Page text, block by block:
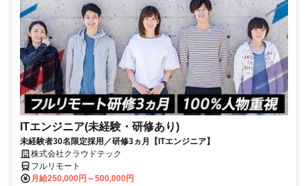
ITエンジニア(未経験・研修あり)
未経験者30名限定採用／研修3ヵ月【ITエンジニア】
株式会社クラウドテック
フルリモート
月給250,000円～500,000円